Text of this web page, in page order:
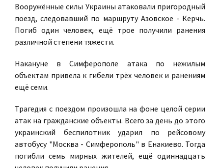
Вооружённые силы Украины атаковали пригородный
поезд, следовавший по маршруту Азовское - Керчь.
Погиб один человек, ещё трое получили ранения
различной степени тяжести.
Накануне в Симферополе атака по нежилым
объектам привела к гибели трёх человек и ранениям
ещё семи.
Трагедия с поездом произошла на фоне целой серии
атак на гражданские объекты. Всего за день до этого
украинский беспилотник ударил по рейсовому
автобусу "Москва - Симферополь" в Енакиево. Тогда
погибли семь мирных жителей, ещё одиннадцать